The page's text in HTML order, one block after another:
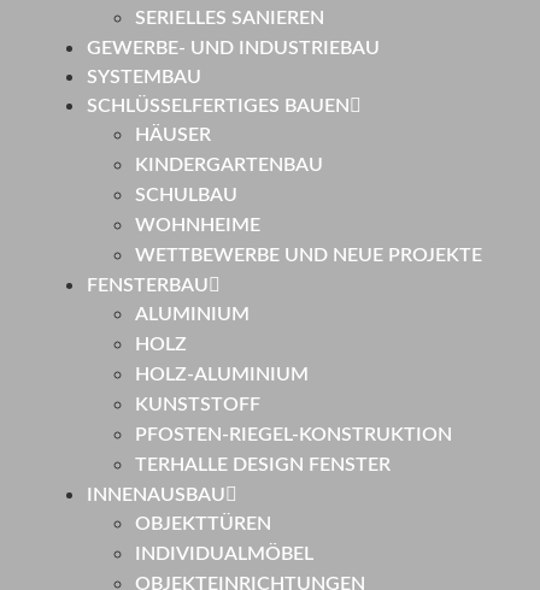
SERIELLES SANIEREN
GEWERBE- UND INDUSTRIEBAU
SYSTEMBAU
SCHLÜSSELFERTIGES BAUEN
HÄUSER
KINDERGARTENBAU
SCHULBAU
WOHNHEIME
WETTBEWERBE UND NEUE PROJEKTE
FENSTERBAU
ALUMINIUM
HOLZ
HOLZ-ALUMINIUM
KUNSTSTOFF
PFOSTEN-RIEGEL-KONSTRUKTION
TERHALLE DESIGN FENSTER
INNENAUSBAU
OBJEKTTÜREN
INDIVIDUALMÖBEL
OBJEKTEINRICHTUNGEN